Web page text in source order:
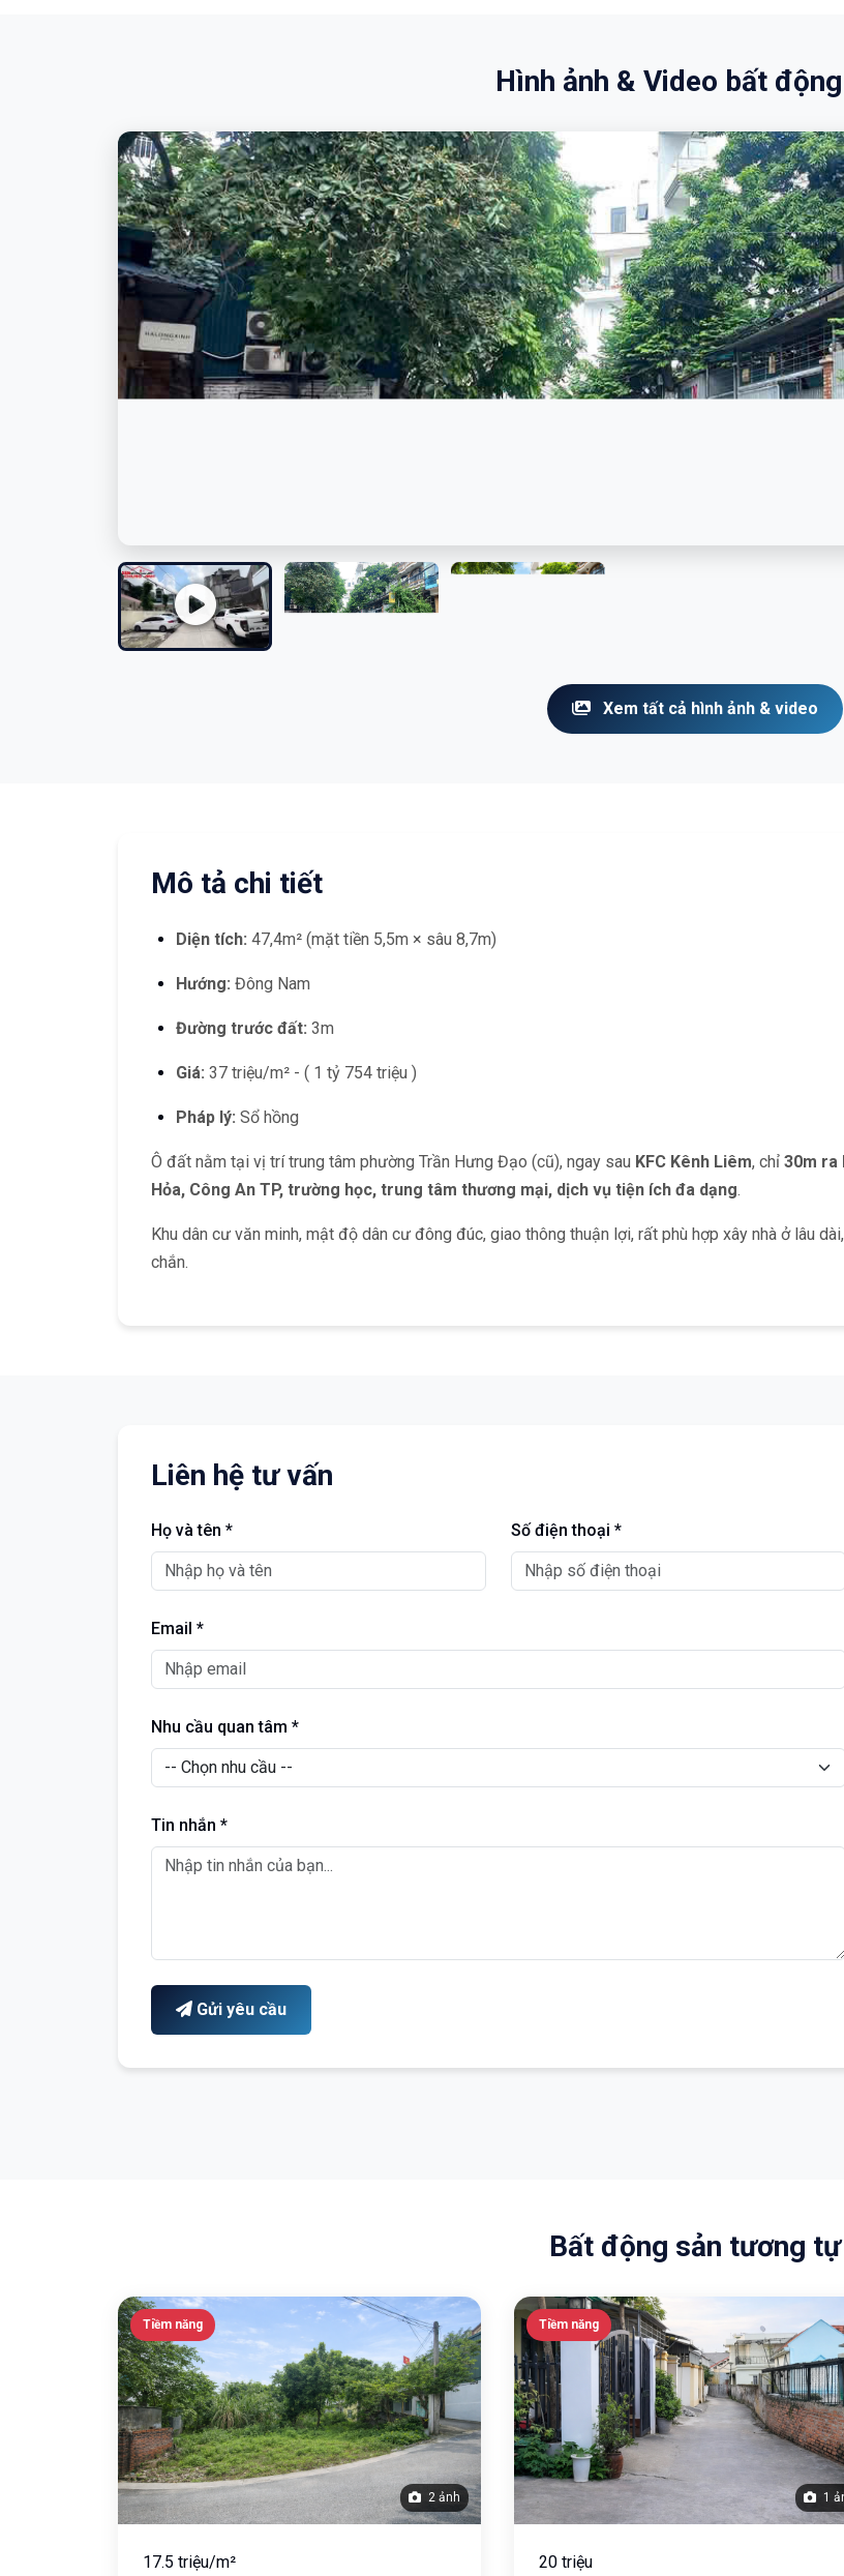
Hình ảnh & Video bất
Xem tất cả hình ảnh & video
Mô tả chi tiết
Diện tích: 47,4m² (mặt tiền 5,5m × sâu 8,7m)
Hướng: Đông Nam
Đường trước đất: 3m
Giá: 37 triệu/m² - ( 1 tỷ 754 triệu )
Pháp lý: Sổ hồng
Ô đất nằm tại vị trí trung tâm phường Trần Hưng Đạo (cũ), ngay sau KFC Kênh Liêm, chỉ 30m ra
Hỏa, Công An TP, trường học, trung tâm thương mại, dịch vụ tiện ích đa dạng.
Khu dân cư văn minh, mật độ dân cư đông đúc, giao thông thuận lợi, rất phù hợp xây nhà ở lâu
chắn.
Liên hệ tư vấn
Họ và tên * Số điện thoại *
Email *
Nhu cầu quan tâm *
Tin nhắn *
Gửi yêu cầu
Bất động sản tương tự
Tiềm năng
2 ảnh
17.5 triệu/m²
Tiềm năng
1
20 triệu